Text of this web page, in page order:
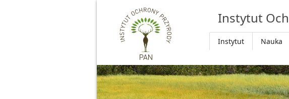
Przejdź do głównej treści
Instytut
Instytut Nauka